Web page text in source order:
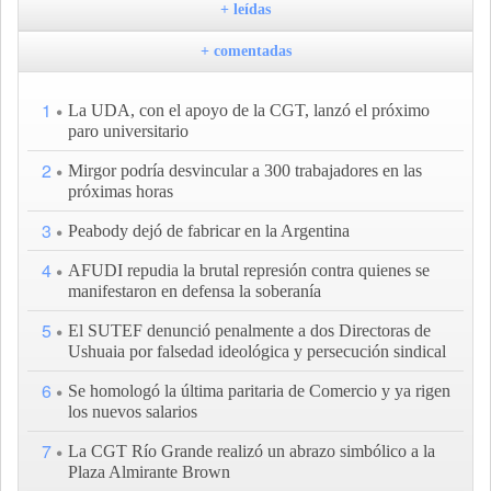
+ leídas
+ comentadas
1
La UDA, con el apoyo de la CGT, lanzó el próximo
paro universitario
2
Mirgor podría desvincular a 300 trabajadores en las
próximas horas
3 Peabody dejó de fabricar en la Argentina
4
AFUDI repudia la brutal represión contra quienes se
manifestaron en defensa la soberanía
5
El SUTEF denunció penalmente a dos Directoras de
Ushuaia por falsedad ideológica y persecución sindical
6
Se homologó la última paritaria de Comercio y ya rigen
los nuevos salarios
7
La CGT Río Grande realizó un abrazo simbólico a la
Plaza Almirante Brown